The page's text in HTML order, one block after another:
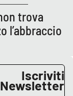
trova
l’abbraccio
Iscriviti